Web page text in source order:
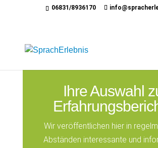
06831/8936170
Ihre Auswahl
Wir veröffentlichen hier in
Abständen interessante und